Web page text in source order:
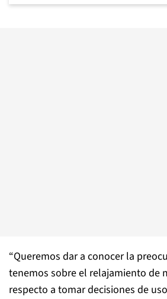
“Queremos dar a conocer la
tenemos sobre el relajamiento de
respecto a tomar decisiones de